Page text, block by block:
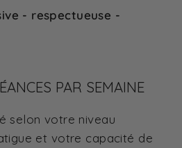
- respectueuse -
PAR SEMAINE
selon votre niveau
et votre capacité de